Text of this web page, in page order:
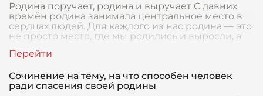
Родина поручает, родина и выручает С давних
времён родина занимала центральное место в
сердцах людей. Для каждого из нас родина — это
не просто место, где мы родились и выросли, а
Сочинение на тему, на что способен человек
ради спасения своей родины